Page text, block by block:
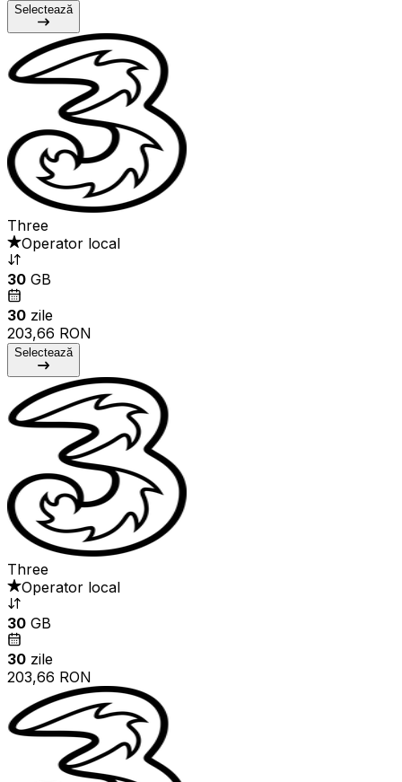
Selectează
Three
Operator local
30 GB
30 zile
203,66 RON
Selectează
Three
Operator local
30 GB
30 zile
203,66 RON